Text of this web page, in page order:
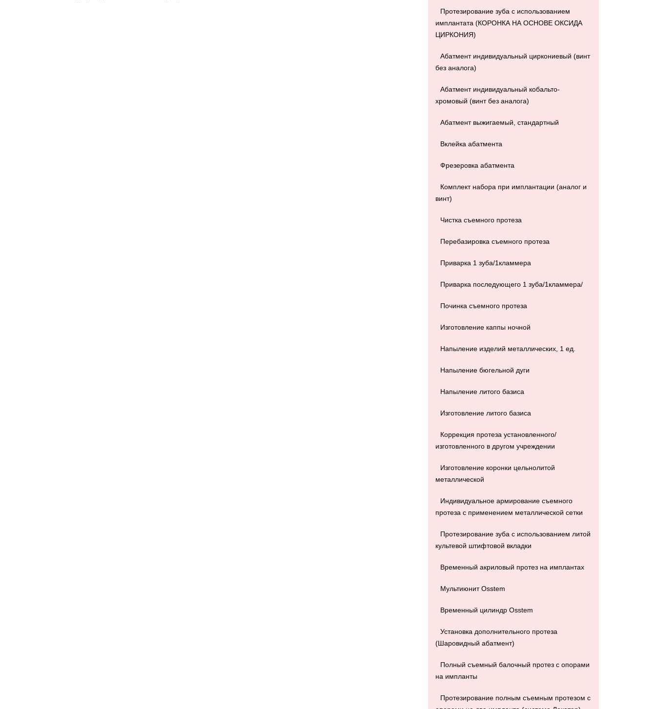
Протезирование зуба с использованием
имплантата (КОРОНКА НА ОСНОВЕ ОКСИДА
ЦИРКОНИЯ)
Абатмент индивидуальный циркониевый (винт
без аналога)
Абатмент индивидуальный кобальто-
хромовый (винт без аналога)
Абатмент выжигаемый, стандартный
Вклейка абатмента
Фрезеровка абатмента
Комплект набора при имплантации (аналог и
винт)
Чистка съемного протеза
Перебазировка съемного протеза
Приварка 1 зуба/1кламмера
Приварка последующего 1 зуба/1кламмера/
Починка съемного протеза
Изготовление каппы ночной
Напыление изделий металлических, 1 ед.
Напыление бюгельной дуги
Напыление литого базиса
Изготовление литого базиса
Коррекция протеза установленного/
изготовленного в другом учреждении
Изготовление коронки цельнолитой
металлической
Индивидуальное армирование съемного
протеза с применением металлической сетки
Протезирование зуба с использованием литой
культевой штифтовой вкладки
Временный акриловый протез на имплантах
Мультиюнит Osstem
Временный цилиндр Osstem
Установка дополнительного протеза
(Шаровидный абатмент)
Полный съемный балочный протез с опорами
на импланты
Протезирование полным съемным протезом с